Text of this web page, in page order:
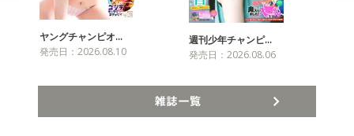
ヤングチャンピオ…
発売日：2026.08.10
週刊少年チャンピ…
発売日：2026.08.06